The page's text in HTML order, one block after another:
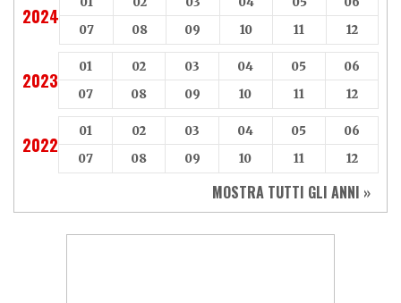
2024
07
08 09 10 11 12
2023
01 02 03 04 05
06
07
08 09 10 11 12
2022
01 02 03 04 05
06
07
08 09 10 11 12
MOSTRA TUTTI GLI ANNI »